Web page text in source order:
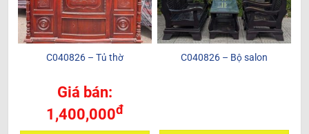
C040826 – Tủ thờ
Giá bán:
1,400,000đ
C040826 – Bộ salon